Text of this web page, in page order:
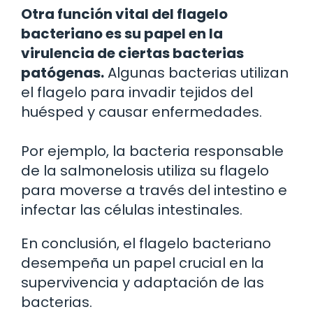
Otra función vital del flagelo
bacteriano es su papel en la
virulencia de ciertas bacterias
patógenas.Algunas bacterias utilizan
el flagelo para invadir tejidos del
huésped y causar enfermedades.
Por ejemplo, la bacteria responsable
de la salmonelosis utiliza su flagelo
para moverse a través del intestino e
infectar las células intestinales.
En conclusión, el flagelo bacteriano
desempeña un papel crucial en la
supervivencia y adaptación de las
bacterias.